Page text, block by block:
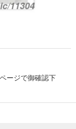
ージで御確認下